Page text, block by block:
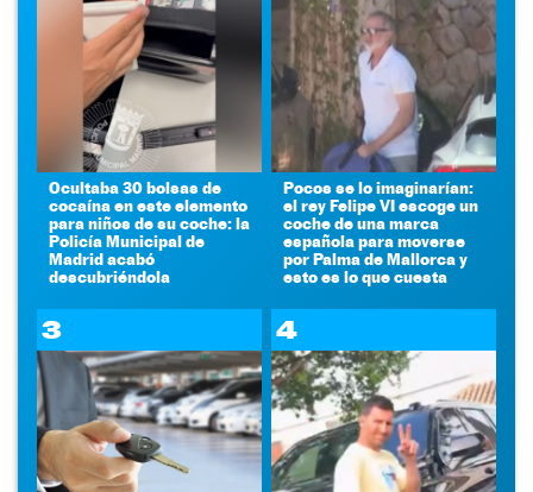
Ocultaba 30 bolsas de
cocaína en este elemento
para niños de su coche: la
Policía Municipal de
Madrid acabó
descubriéndola
Pocos se lo imaginarían:
el rey Felipe VI escoge un
coche de una marca
española para moverse
por Palma de Mallorca y
esto es lo que cuesta
3 4